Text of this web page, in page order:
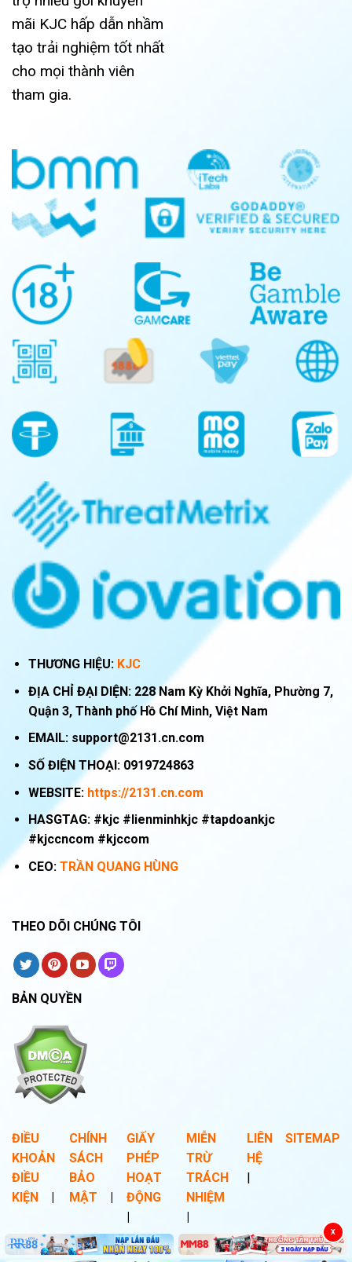
mãi KJC hấp dẫn nhầm
tạo trải nghiệm tốt nhất
cho mọi thành viên
tham gia.
THƯƠNG HIỆU: KJC
ĐỊA CHỈ ĐẠI DIỆN: 228 Nam Kỳ Khởi Nghĩa, Phường 7,
Quận 3, Thành phố Hồ Chí Minh, Việt Nam
EMAIL: support@2131.cn.com
SỐ ĐIỆN THOẠI: 0919724863
WEBSITE: https://2131.cn.com
HASGTAG: #kjc #lienminhkjc #tapdoankjc
#kjccncom #kjccom
CEO: TRẦN QUANG HÙNG
THEO DÕI CHÚNG TÔI
BẢN QUYỀN
ĐIỀU
KHOẢN
ĐIỀU
KIỆN
CHÍNH
SÁCH
BẢO
MẬT
GIẤY
PHÉP
HOẠT
ĐỘNG
MIỄN
TRỪ
TRÁCH
NHIỆM
LIÊN
HỆ
SITEMAP
X